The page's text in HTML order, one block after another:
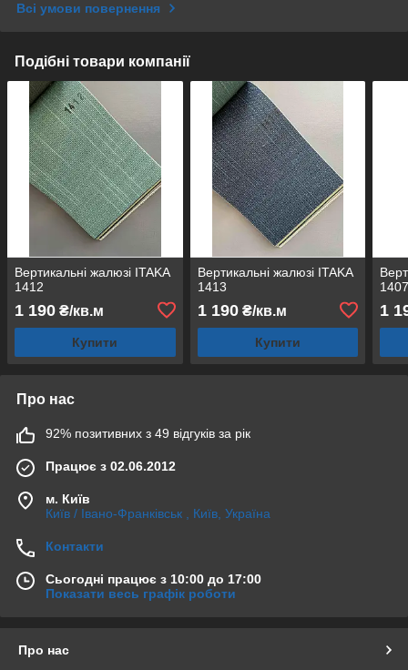
Всі умови повернення
Подібні товари компанії
Вертикальні жалюзі ITAKA
1412
1 190 ₴/кв.м
Купити
Вертикальні жалюзі ITAKA
1413
1 190₴/кв.м
Купити
1
Про нас
92% позитивних з 49 відгуків за рік
Працює з 02.06.2012
м. Київ
Київ / Івано-Франківськ , Київ, Україна
Контакти
Сьогодні працює з 10:00 до 17:00
Показати весь графік роботи
Про нас